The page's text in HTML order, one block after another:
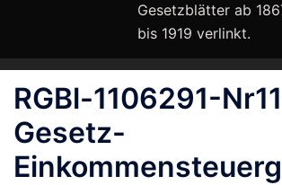
Gesetzblätter ab
bis 1919 verlinkt.
RGBl-1106291-
Gesetz-